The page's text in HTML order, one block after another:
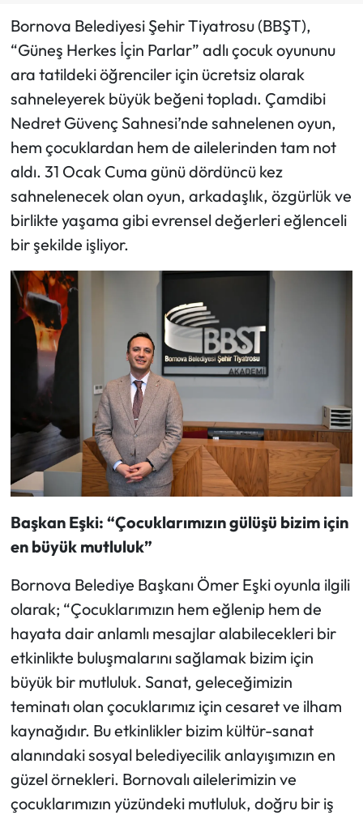
Bornova Belediyesi Şehir Tiyatrosu (BBŞT),
“Güneş Herkes İçin Parlar” adlı çocuk oyununu
ara tatildeki öğrenciler için ücretsiz olarak
sahneleyerek büyük beğeni topladı. Çamdibi
Nedret Güvenç Sahnesi’nde sahnelenen oyun,
hem çocuklardan hem de ailelerinden tam not
aldı. 31 Ocak Cuma günü dördüncü kez
sahnelenecek olan oyun, arkadaşlık, özgürlük ve
birlikte yaşama gibi evrensel değerleri eğlenceli
bir şekilde işliyor.
Başkan Eşki: “Çocuklarımızın gülüşü bizim için
en büyük mutluluk”
Bornova Belediye Başkanı Ömer Eşki oyunla ilgili
olarak; “Çocuklarımızın hem eğlenip hem de
hayata dair anlamlı mesajlar alabilecekleri bir
etkinlikte buluşmalarını sağlamak bizim için
büyük bir mutluluk. Sanat, geleceğimizin
teminatı olan çocuklarımız için cesaret ve ilham
kaynağıdır. Bu etkinlikler bizim kültür-sanat
alanındaki sosyal belediyecilik anlayışımızın en
güzel örnekleri. Bornovalı ailelerimizin ve
çocuklarımızın yüzündeki mutluluk, doğru bir iş